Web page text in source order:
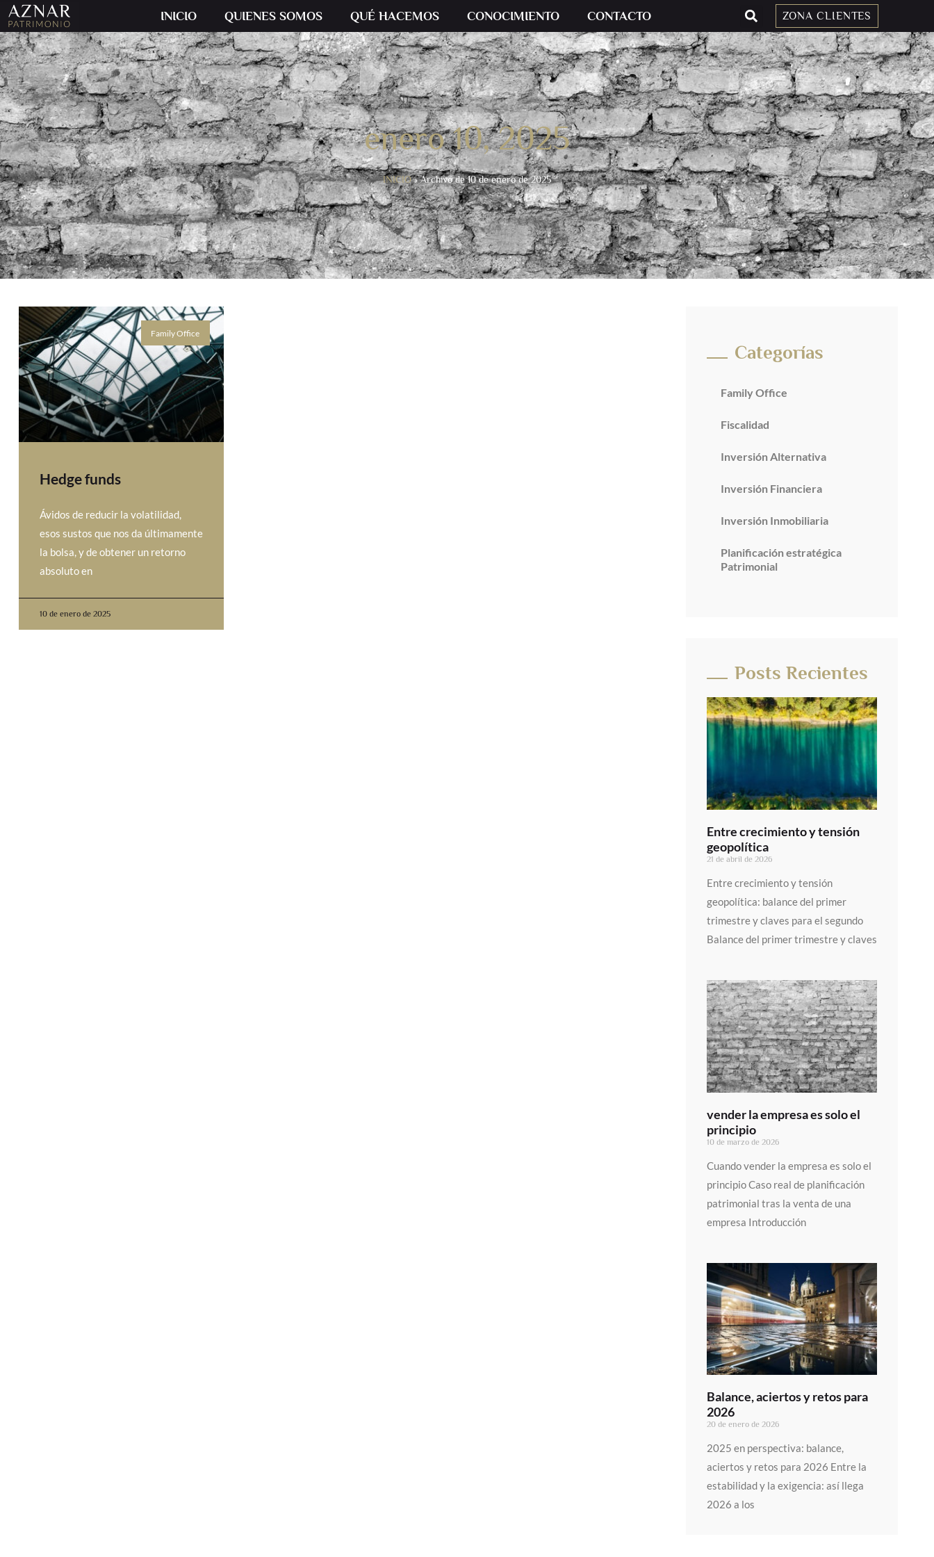
INICIO QUIENES SOMOS QUÉ HACEMOS CONOCIMIENTO CONTACTO ZONA CLIENTES
enero 10, 2025
INICIO»Archivo de 10 de enero de 2025
Family Office
Hedge funds
Ávidos de reducir la volatilidad,
esos sustos que nos da últimamente
la bolsa, y de obtener un retorno
absoluto en
10 de enero de 2025
Categorías
Family Office
Fiscalidad
Inversión Alternativa
Inversión Financiera
Inversión Inmobiliaria
Planificación estratégica
Patrimonial
Posts Recientes
Entre crecimiento y tensión
geopolítica
21 de abril de 2026
Entre crecimiento y tensión
geopolítica: balance del primer
trimestre y claves para el segundo
Balance del primer trimestre y claves
vender la empresa es solo el
principio
10 de marzo de 2026
Cuando vender la empresa es solo el
principio Caso real de planificación
patrimonial tras la venta de una
empresa Introducción
Balance, aciertos y retos para
2026
20 de enero de 2026
2025 en perspectiva: balance,
aciertos y retos para 2026 Entre la
estabilidad y la exigencia: así llega
2026 a los